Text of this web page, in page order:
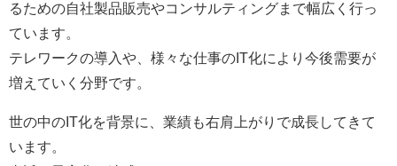
るための自社製品販売やコンサルティングまで幅広く行っ
ています。
テレワークの導入や、様々な仕事のIT化により今後需要が
増えていく分野です。
世の中のIT化を背景に、業績も右肩上がりで成長してきて
います。